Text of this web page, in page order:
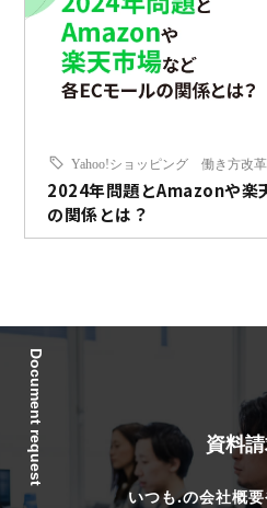
Yahoo!ショッピング 働き方改
2024年問題とAmazonや楽
の関係とは？
Document request 資料
いつも.の会社概要